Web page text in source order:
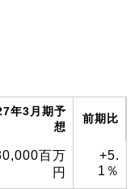
年3月期予
想
前期比
百万
円
+5.
1％